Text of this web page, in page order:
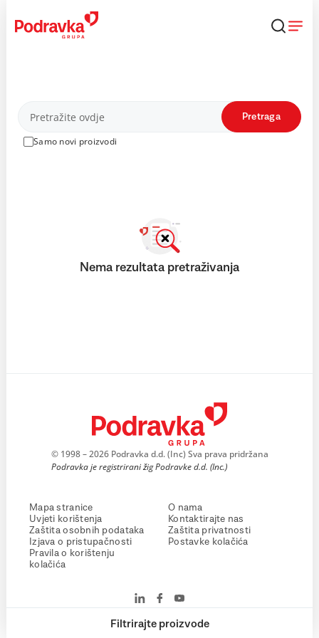
content
Proizvodi
Samo novi proizvodi
Pretraga
Filtrirajte proizvode
Nema rezultata pretraživanja
© 1998 – 2026 Podravka d.d. (Inc) Sva prava pridržana
Podravka je registrirani žig Podravke d.d. (Inc.)
Mapa stranice
Uvjeti korištenja
Zaštita osobnih podataka
Izjava o pristupačnosti
Pravila o korištenju
kolačića
O nama
Kontaktirajte nas
Zaštita privatnosti
Postavke kolačića